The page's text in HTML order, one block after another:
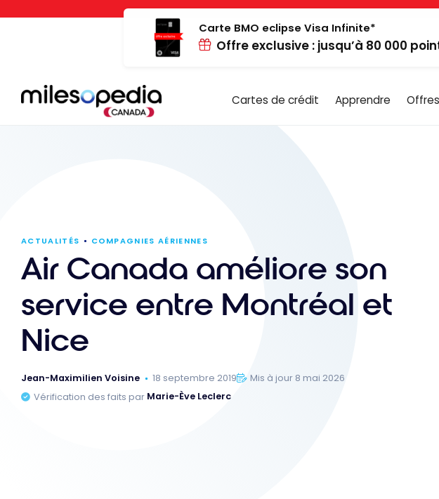
Panneau de gestion des cookies
Carte BMO eclipse Visa Infinite*
Offre exclusive : jusqu’à 80 000
Cartes de crédit Apprendre Offres
ACTUALITÉS COMPAGNIES AÉRIENNES
Air Canada améliore son
service entre Montréal et
Nice
Jean-Maximilien Voisine 18 septembre 2019
Mis à jour 8 mai 2026
Vérification des faits par Marie-Ève Leclerc